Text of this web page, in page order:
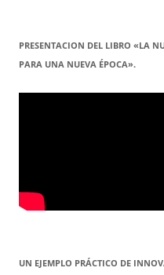
PRESENTACION DEL LIBRO «LA
PARA UNA NUEVA ÉPOCA».
UN EJEMPLO PRÁCTICO DE